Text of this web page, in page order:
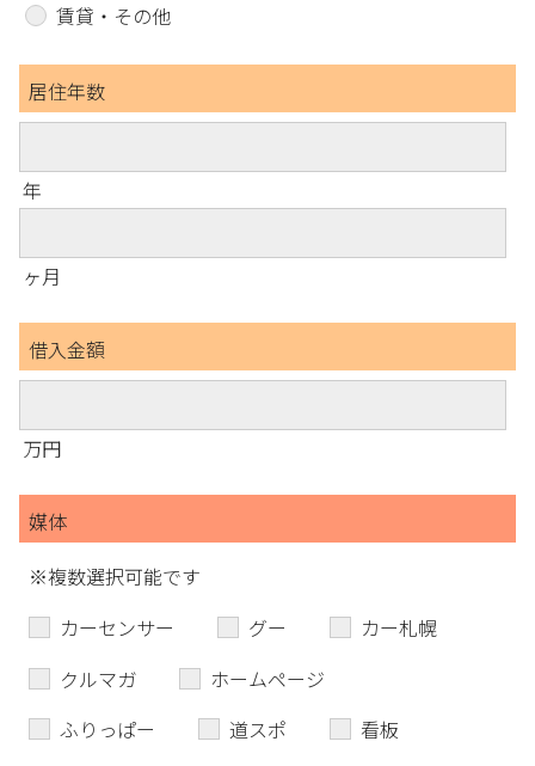
賃貸・その他
居住年数
年
ヶ月
借入金額
万円
媒体
※複数選択可能です
カーセンサー
グー
カー札幌
クルマガ
ホームページ
ふりっぱー
道スポ 看板